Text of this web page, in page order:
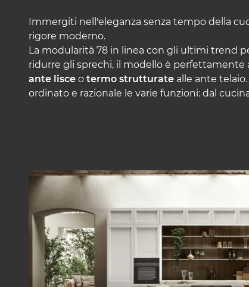
Immergiti nell'eleganza senza tempo della
rigore moderno.
La modularità 78 in linea con gli ultimi trend
ridurre gli sprechi, il modello è perfettamente
ante lisce o termo strutturate alle ante
ordinato e razionale le varie funzioni: dal